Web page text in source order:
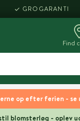
op efter ferien - se
blomsterløg - oplev
GROGARANTI
Find